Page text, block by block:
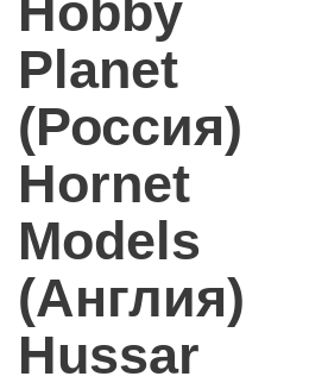
Hobby
Planet
(Россия)
Hornet
Models
(Англия)
Hussar